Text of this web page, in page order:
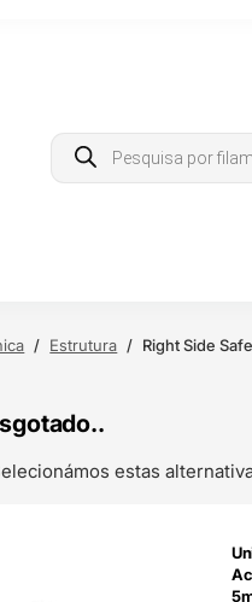
Products
search
/ Estrutura / Right Side
estas